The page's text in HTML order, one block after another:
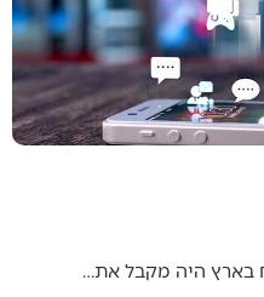
בארץ היה מקבל את…